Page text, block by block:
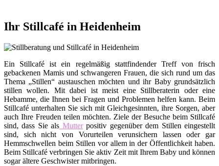
Ihr Stillcafé in Heidenheim
Ein Stillcafé ist ein regelmäßig stattfindender Treff von frisch
gebackenen Mamis und schwangeren Frauen, die sich rund um das
Thema „Stillen“ austauschen möchten und ihr Baby grundsätzlich
stillen wollen. Mit dabei ist meist eine Stillberaterin oder eine
Hebamme, die Ihnen bei Fragen und Problemen helfen kann. Beim
Stillcafé unterhalten Sie sich mit Gleichgesinnten, ihre Sorgen, aber
auch Ihre Freuden teilen möchten. Ziele der Besuche beim Stillcafé
sind, dass Sie als Mutterpositiv gegenüber dem Stillen eingestellt
sind, sich nicht von Vorurteilen verunsichern lassen oder gar
Hemmschwellen beim Stillen vor allem in der Öffentlichkeit haben.
Beim Stillcafé verbringen Sie aktiv Zeit mit Ihrem Baby und können
sogar ältere Geschwister mitbringen.